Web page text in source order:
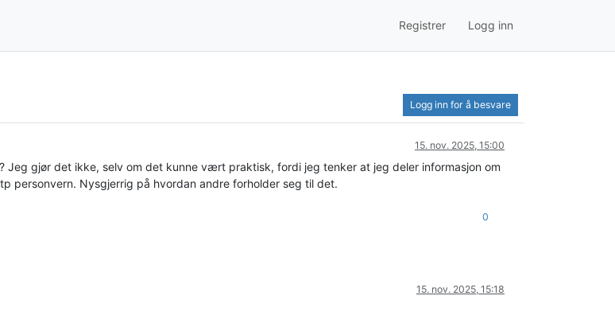
Registrer Logg inn
Logg inn for å besvare
15. nov. 2025, 15:00
Jeg gjør det ikke, selv om det kunne vært praktisk, fordi jeg tenker at jeg deler informasjon om
personvern. Nysgjerrig på hvordan andre forholder seg til det.
0
15. nov. 2025, 15:18